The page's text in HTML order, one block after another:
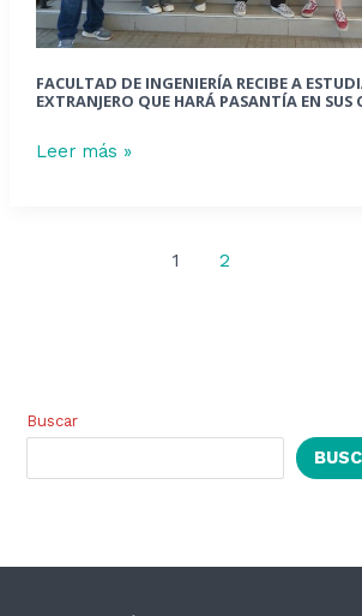
Buscar
FACULTAD DE INGENIERÍA RECIBE A
EXTRANJERO QUE HARÁ PASANTÍA EN SUS
sus
Leer más »
1 2